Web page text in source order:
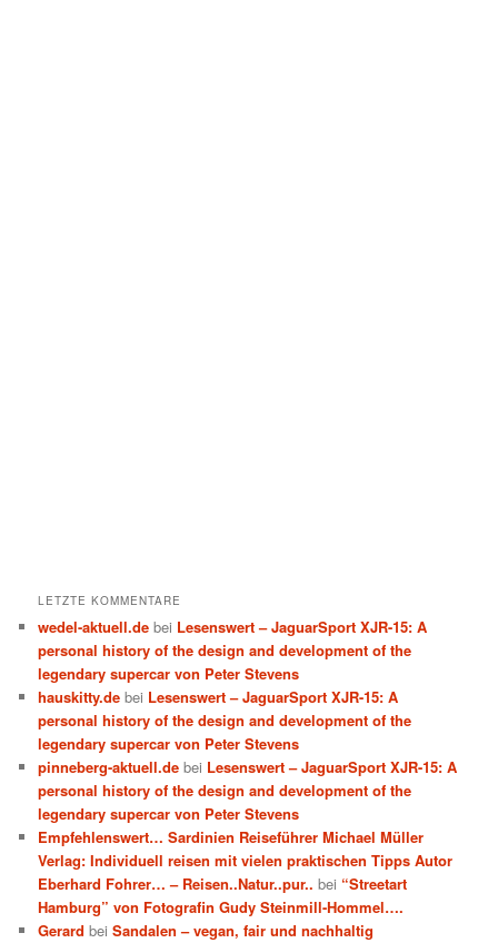
LETZTE KOMMENTARE
wedel-aktuell.de bei Lesenswert – JaguarSport XJR-15: A
personal history of the design and development of the
legendary supercar von Peter Stevens
hauskitty.de bei Lesenswert – JaguarSport XJR-15: A
personal history of the design and development of the
legendary supercar von Peter Stevens
pinneberg-aktuell.de bei Lesenswert – JaguarSport XJR-15: A
personal history of the design and development of the
legendary supercar von Peter Stevens
Empfehlenswert… Sardinien Reiseführer Michael Müller
Verlag: Individuell reisen mit vielen praktischen Tipps Autor
Eberhard Fohrer… – Reisen..Natur..pur.. bei “Streetart
Hamburg” von Fotografin Gudy Steinmill-Hommel….
Gerard beiSandalen – vegan, fair und nachhaltig